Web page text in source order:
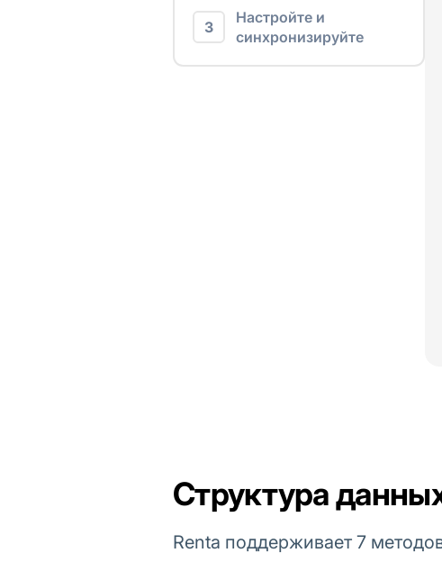
3
Настройте и
синхронизируйте
Структура
Renta поддерживает 7